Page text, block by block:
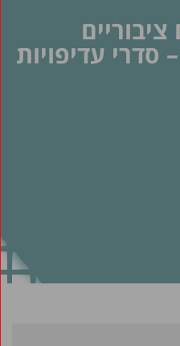
סדרי עדיפויות